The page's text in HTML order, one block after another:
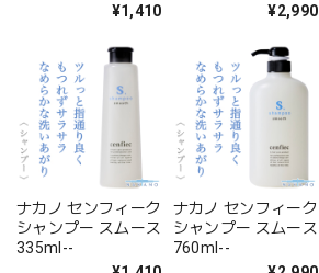
¥1,410
¥2,990
ナカノ センフィーク
シャンプー スムース
335ml--
ナカノ センフィーク
シャンプー スムース
760ml--